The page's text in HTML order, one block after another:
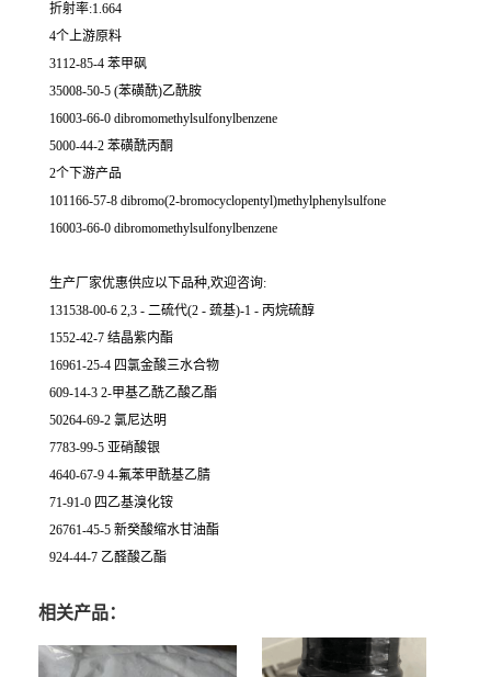
折射率:1.664
4个上游原料
3112-85-4 苯甲砜
35008-50-5 (苯磺酰)乙酰胺
16003-66-0 dibromomethylsulfonylbenzene
5000-44-2 苯磺酰丙酮
2个下游产品
101166-57-8 dibromo(2-bromocyclopentyl)methylphenylsulfone
16003-66-0 dibromomethylsulfonylbenzene
生产厂家优惠供应以下品种,欢迎咨询:
131538-00-6 2,3 - 二硫代(2 - 巯基)-1 - 丙烷硫醇
1552-42-7 结晶紫内酯
16961-25-4 四氯金酸三水合物
609-14-3 2-甲基乙酰乙酸乙酯
50264-69-2 氯尼达明
7783-99-5 亚硝酸银
4640-67-9 4-氟苯甲酰基乙腈
71-91-0 四乙基溴化铵
26761-45-5 新癸酸缩水甘油酯
924-44-7 乙醛酸乙酯
相关产品：